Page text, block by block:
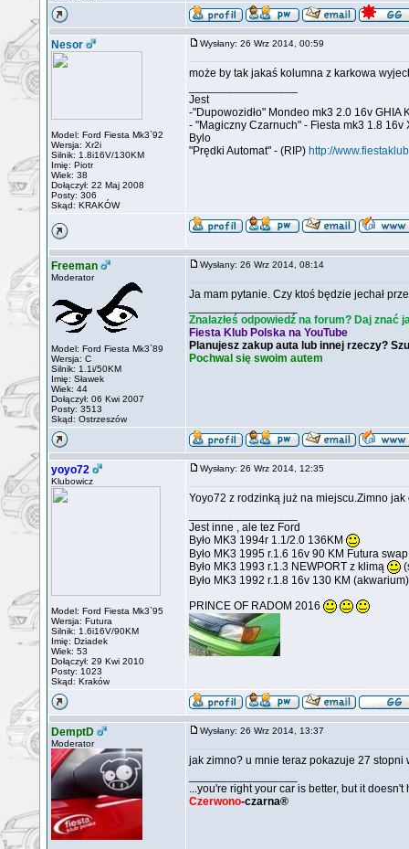
Nesor
Model: Ford Fiesta Mk3`92
Wersja: Xr2i
Silnik: 1.8i16V/130KM
Imię: Piotr
Wiek: 38
Dołączył: 22 Maj 2008
Posty: 306
Skąd: KRAKÓW
Wysłany: 26 Wrz 2014, 00:59
może by tak jakaś kolumna z karkowa
Jest
-"Dupowozidło" Mondeo mk3 2.0 16v GHIA
- "Magiczny Czarnuch" - Fiesta mk3 1.8 16v
Bylo
"Prędki Automat" - (RIP) http://
Freeman
Moderator
Model: Ford Fiesta Mk3`89
Wersja: C
Silnik: 1.1i/50KM
Imię: Sławek
Wiek: 44
Dołączył: 06 Kwi 2007
Posty: 3513
Skąd: Ostrzeszów
Wysłany: 26 Wrz 2014, 08:14
Ja mam pytanie. Czy ktoś będzie jechał
Znalazłeś odpowiedź na forum? Daj znać
Fiesta Klub Polska na YouTube
Planujesz zakup auta lub innej rzeczy?
Pochwal się swoim autem
yoyo72
Klubowicz
Model: Ford Fiesta Mk3`95
Wersja: Futura
Silnik: 1.6i16V/90KM
Imię: Dziadek
Wiek: 53
Dołączył: 29 Kwi 2010
Posty: 1023
Skąd: Kraków
Wysłany: 26 Wrz 2014, 12:35
Yoyo72 z rodzinką już na miejscu.Zimno
Jest inne , ale tez Ford
Było MK3 1994r 1.1/2.0 136KM
Było MK3 1995 r.1.6 16v 90 KM Futura
Było MK3 1993 r.1.3 NEWPORT z klimą
Było MK3 1992 r.1.8 16v 130 KM (akwarium)
PRINCE OF RADOM 2016
DemptD
Moderator
Wysłany: 26 Wrz 2014, 13:37
jak zimno? u mnie teraz pokazuje 27 stopni
...you're right your car is better, but it doesn't
Czerwono-czarna®